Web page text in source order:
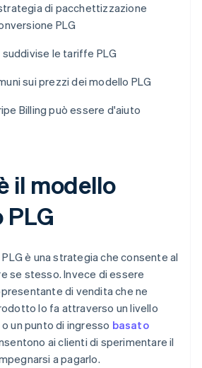
di pacchettizzazione
PLG
le tariffe PLG
sui prezzi dei modello PLG
Billing può essere d'aiuto
il modello
è una strategia che consente al
se stesso. Invece di essere
di vendita che ne
lo fa attraverso un livello
un punto di ingresso basato
ai clienti di sperimentare il
a pagarlo.